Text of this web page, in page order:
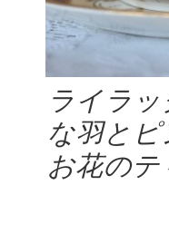
ライラ
な羽と
お花の